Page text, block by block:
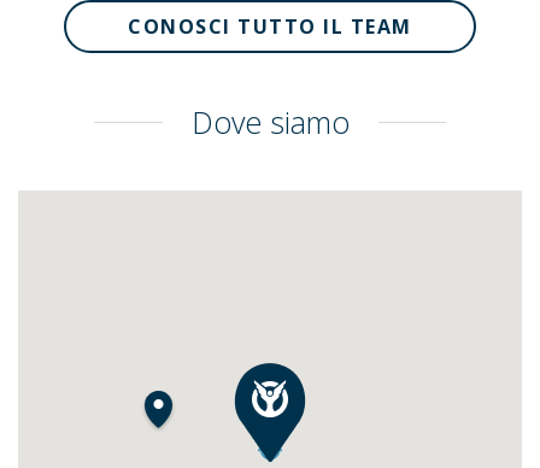
CONOSCI TUTTO IL TEAM
Dove siamo